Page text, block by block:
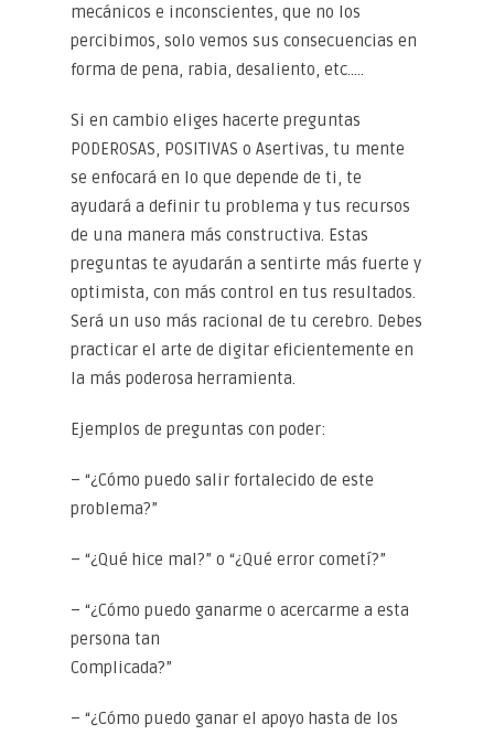
mecánicos e inconscientes, que no los
percibimos, solo vemos sus consecuencias en
forma de pena, rabia, desaliento, etc…..
Si en cambio eliges hacerte preguntas
PODEROSAS, POSITIVAS o Asertivas, tu mente
se enfocará en lo que depende de ti, te
ayudará a definir tu problema y tus recursos
de una manera más constructiva. Estas
preguntas te ayudarán a sentirte más fuerte y
optimista, con más control en tus resultados.
Será un uso más racional de tu cerebro. Debes
practicar el arte de digitar eficientemente en
la más poderosa herramienta.
Ejemplos de preguntas con poder:
– “¿Cómo puedo salir fortalecido de este
problema?”
– “¿Qué hice mal?” o “¿Qué error cometí?”
– “¿Cómo puedo ganarme o acercarme a esta
persona tan
Complicada?”
– “¿Cómo puedo ganar el apoyo hasta de los